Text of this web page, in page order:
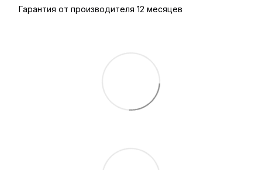
Гарантия от производителя 12 месяцев